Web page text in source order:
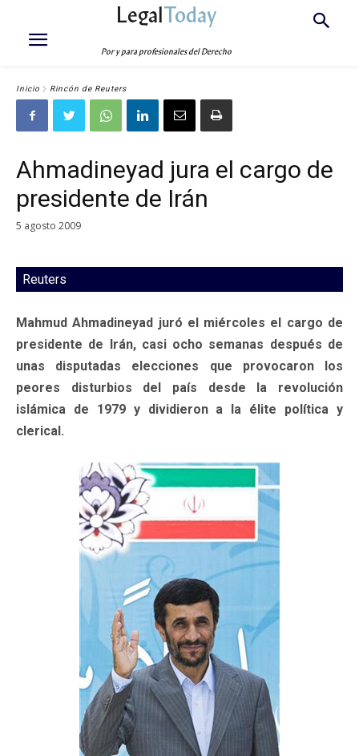
LegalToday
Por y para profesionales del Derecho
Inicio Rincón de Reuters
Ahmadineyad jura el cargo de
presidente de Irán
5 agosto 2009
Reuters
Mahmud Ahmadineyad juró el miércoles el cargo de
presidente de Irán, casi ocho semanas después de
unas disputadas elecciones que provocaron los
peores disturbios del país desde la revolución
islámica de 1979 y dividieron a la élite política y
clerical.